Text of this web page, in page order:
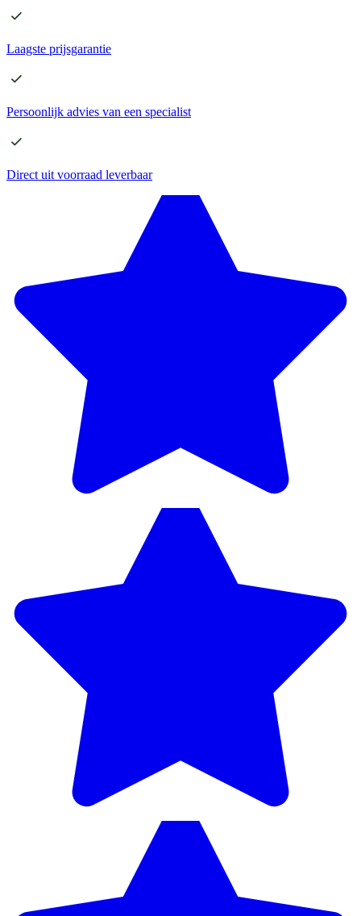
Laagste prijsgarantie
Persoonlijk advies van een specialist
Direct uit voorraad leverbaar